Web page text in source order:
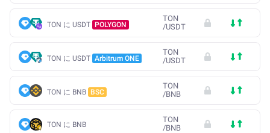
TON に USDT POLYGON
TON
/USDT
TON に USDT Arbitrum ONE
TON
/USDT
TON に BNB BSC
TON
/BNB
TON に BNB
TON
/BNB